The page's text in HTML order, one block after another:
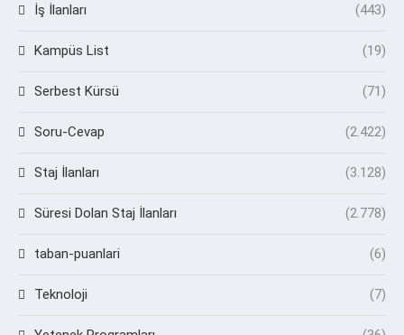
İş İlanları (443)
Kampüs List (19)
Serbest Kürsü (71)
Soru-Cevap (2.422)
Staj İlanları (3.128)
Süresi Dolan Staj İlanları (2.778)
taban-puanlari (6)
Teknoloji (7)